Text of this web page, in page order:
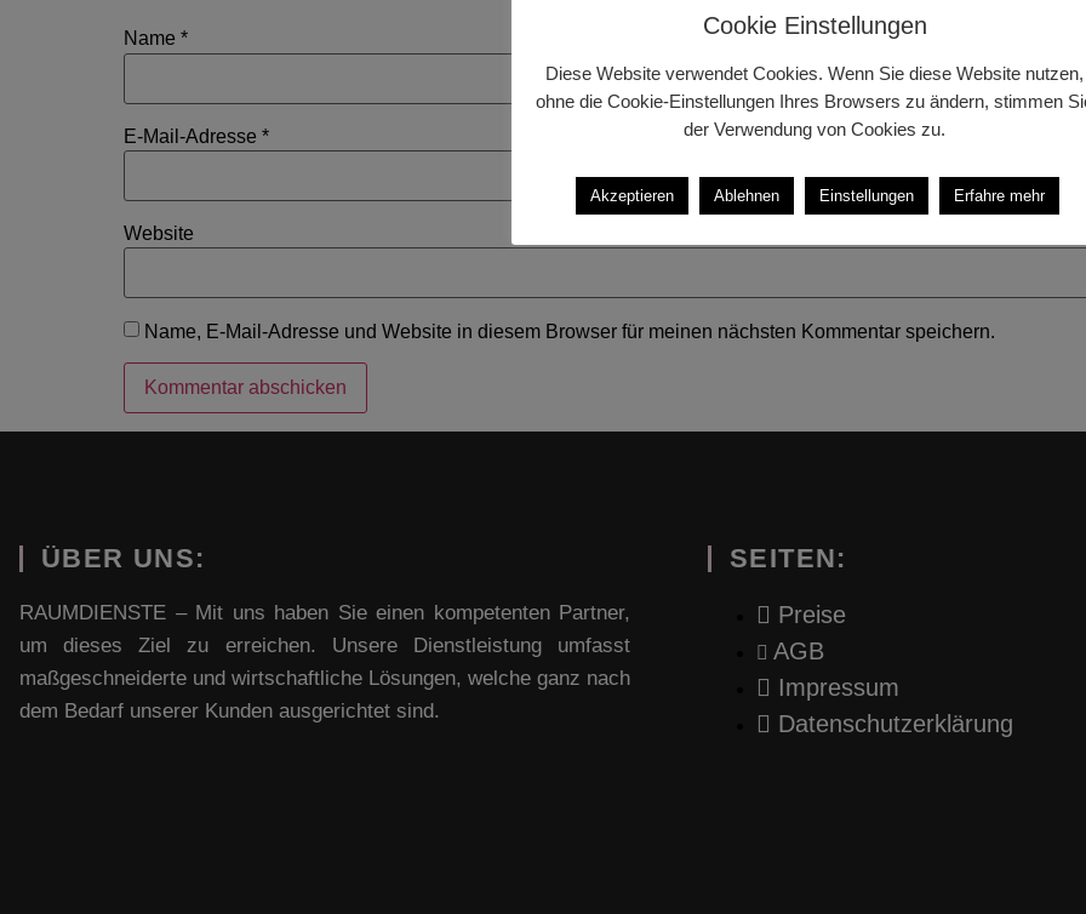
Name *
E-Mail-Adresse *
Website
Name, E-Mail-Adresse und Website in diesem Browser für meinen nächsten Kommentar speichern.
ÜBER UNS:
RAUMDIENSTE – Mit uns haben Sie einen kompetenten Partner,
um dieses Ziel zu erreichen. Unsere Dienstleistung umfasst
maßgeschneiderte und wirtschaftliche Lösungen, welche ganz nach
dem Bedarf unserer Kunden ausgerichtet sind.
SEITEN:
Preise
AGB
Impressum
Datenschutzerklärung
Cookie Einstellungen
Diese Website verwendet Cookies. Wenn Sie diese Website nutzen,
ohne die Cookie-Einstellungen Ihres Browsers zu ändern, stimmen
der Verwendung von Cookies zu.
Akzeptieren Ablehnen Einstellungen Erfahre mehr